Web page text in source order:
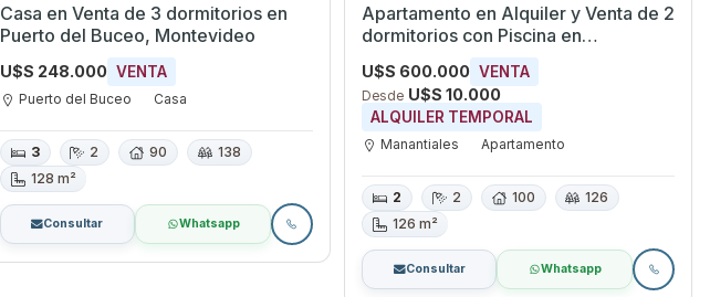
Casa en Venta de 3 dormitorios en
Puerto del Buceo, Montevideo
U$S 248.000 VENTA
Puerto del Buceo Casa
3 2 90
138
128 m²
Consultar Whatsapp
Apartamento en Alquiler y Venta de 2
dormitorios con Piscina en
Manantiales, Maldonado
U$S 600.000 VENTA
Desde U$S 10.000
ALQUILER TEMPORAL
Manantiales Apartamento
2 2 100
126
126 m²
Consultar Whatsapp